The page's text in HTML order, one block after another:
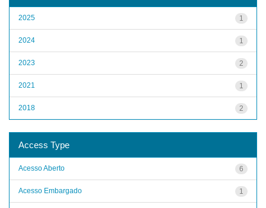
1
2025
1
2024
2
2023
1
2021
2
2018
Access Type
6
Acesso Aberto
1
Acesso Embargado